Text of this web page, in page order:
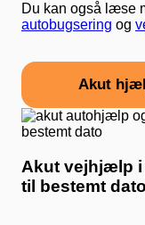
Du kan også læse
autobugsering og
Akut
Akut vejhjælp
til bestemt dato